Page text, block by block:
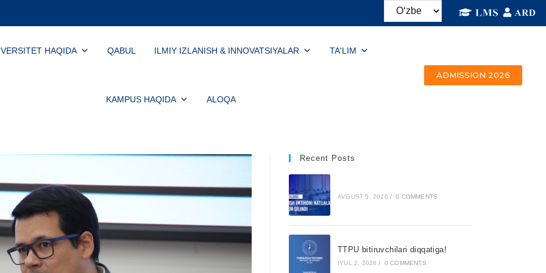
HAQIDA QABUL ILMIY IZLANISH & INNOVATSIYALAR TA'LIM
KAMPUS HAQIDA ALOQA
ADMISSION 2026
Recent Posts
AVGUST 5, 2026 / 0 COMMENTS
TTPU bitiruvchilari diqqatiga!
IYUL 2, 2026 / 0 COMMENTS